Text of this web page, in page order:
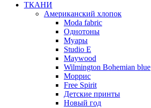
ТКАНИ
Американский хлопок
Moda fabric
Однотоны
Муары
Studio E
Maywood
Wilmington Bohemian blue
Моррис
Free Spirit
Детские принты
Новый год